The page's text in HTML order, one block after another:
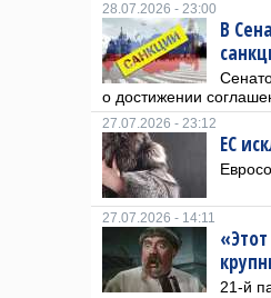
28.07.2026 - 23:00
В
о достижении
27.07.2026 - 23:12
ЕС
27.07.2026 - 14:11
21-й